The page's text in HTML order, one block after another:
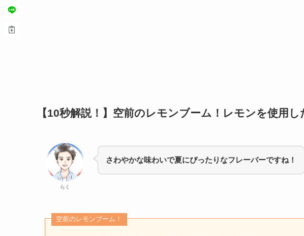
【10秒解説！】空前のレモンブーム！レモンを使用
らく
さわやかな味わいで夏にぴったりなフレーバーですね！
空前のレモンブーム！